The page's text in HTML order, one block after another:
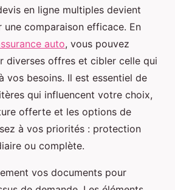
en ligne multiples devient
une comparaison efficace. En
auto, vous pouvez
diverses offres et cibler celle qui
vos besoins. Il est essentiel de
qui influencent votre choix,
offerte et les options de
à vos priorités : protection
ou complète.
vos documents pour